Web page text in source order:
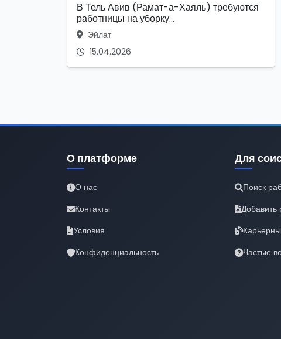
В Тель Авив (Рамат-а-Хаяль) требуются
работницы на уборку...
Эйлат
15.04.2026
О платформе
О нас
Контакты
Условия
Конфиденциальность
Для
Поиск
Добавить
Частые